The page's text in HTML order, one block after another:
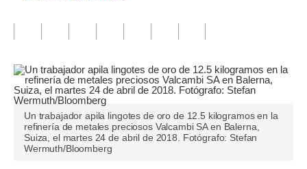
Editorial
Pregunta de hoy
Blogs
Un trabajador apila lingotes de oro de 12.5 kilogramos en la
refinería de metales preciosos Valcambi SA en Balerna,
Suiza, el martes 24 de abril de 2018. Fotógrafo: Stefan
Wermuth/Bloomberg